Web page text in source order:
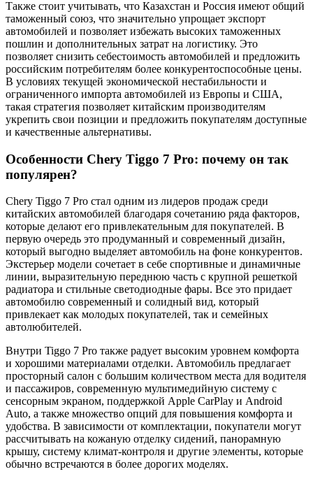
Также стоит учитывать, что Казахстан и Россия имеют общий
таможенный союз, что значительно упрощает экспорт
автомобилей и позволяет избежать высоких таможенных
пошлин и дополнительных затрат на логистику. Это
позволяет снизить себестоимость автомобилей и предложить
российским потребителям более конкурентоспособные цены.
В условиях текущей экономической нестабильности и
ограниченного импорта автомобилей из Европы и США,
такая стратегия позволяет китайским производителям
укрепить свои позиции и предложить покупателям доступные
и качественные альтернативы.
Особенности Chery Tiggo 7 Pro: почему он так
популярен?
Chery Tiggo 7 Pro стал одним из лидеров продаж среди
китайских автомобилей благодаря сочетанию ряда факторов,
которые делают его привлекательным для покупателей. В
первую очередь это продуманный и современный дизайн,
который выгодно выделяет автомобиль на фоне конкурентов.
Экстерьер модели сочетает в себе спортивные и динамичные
линии, выразительную переднюю часть с крупной решеткой
радиатора и стильные светодиодные фары. Все это придает
автомобилю современный и солидный вид, который
привлекает как молодых покупателей, так и семейных
автолюбителей.
Внутри Tiggo 7 Pro также радует высоким уровнем комфорта
и хорошими материалами отделки. Автомобиль предлагает
просторный салон с большим количеством места для водителя
и пассажиров, современную мультимедийную систему с
сенсорным экраном, поддержкой Apple CarPlay и Android
Auto, а также множество опций для повышения комфорта и
удобства. В зависимости от комплектации, покупатели могут
рассчитывать на кожаную отделку сидений, панорамную
крышу, систему климат-контроля и другие элементы, которые
обычно встречаются в более дорогих моделях.